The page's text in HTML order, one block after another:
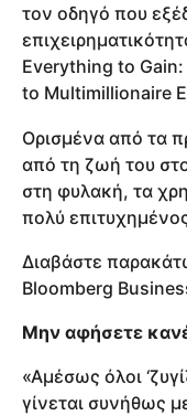
τον οδηγό που
Everything to
to Multimillionaire
Ορισμένα από τα
από τη ζωή του
στη φυλακή, τα
πολύ
Διαβάστε
Bloomberg
Μην αφήσετε
«Αμέσως όλοι
γίνεται συνήθως